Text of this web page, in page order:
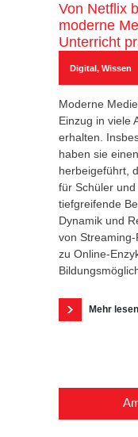
Von Netflix
moderne
Unterricht
Digital, Wissen
Moderne
Einzug in viele
erhalten.
haben sie
herbeigeführt,
für Schüler
tiefgreifende
Dynamik und
von
zu Online-
Mehr lesen